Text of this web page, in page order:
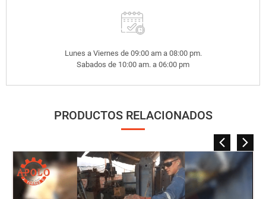
Lunes a Viernes de 09:00 am a 08:00 pm.
Sabados de 10:00 am. a 06:00 pm
PRODUCTOS RELACIONADOS
Partidora de leña y troncos a gasolina PL-200